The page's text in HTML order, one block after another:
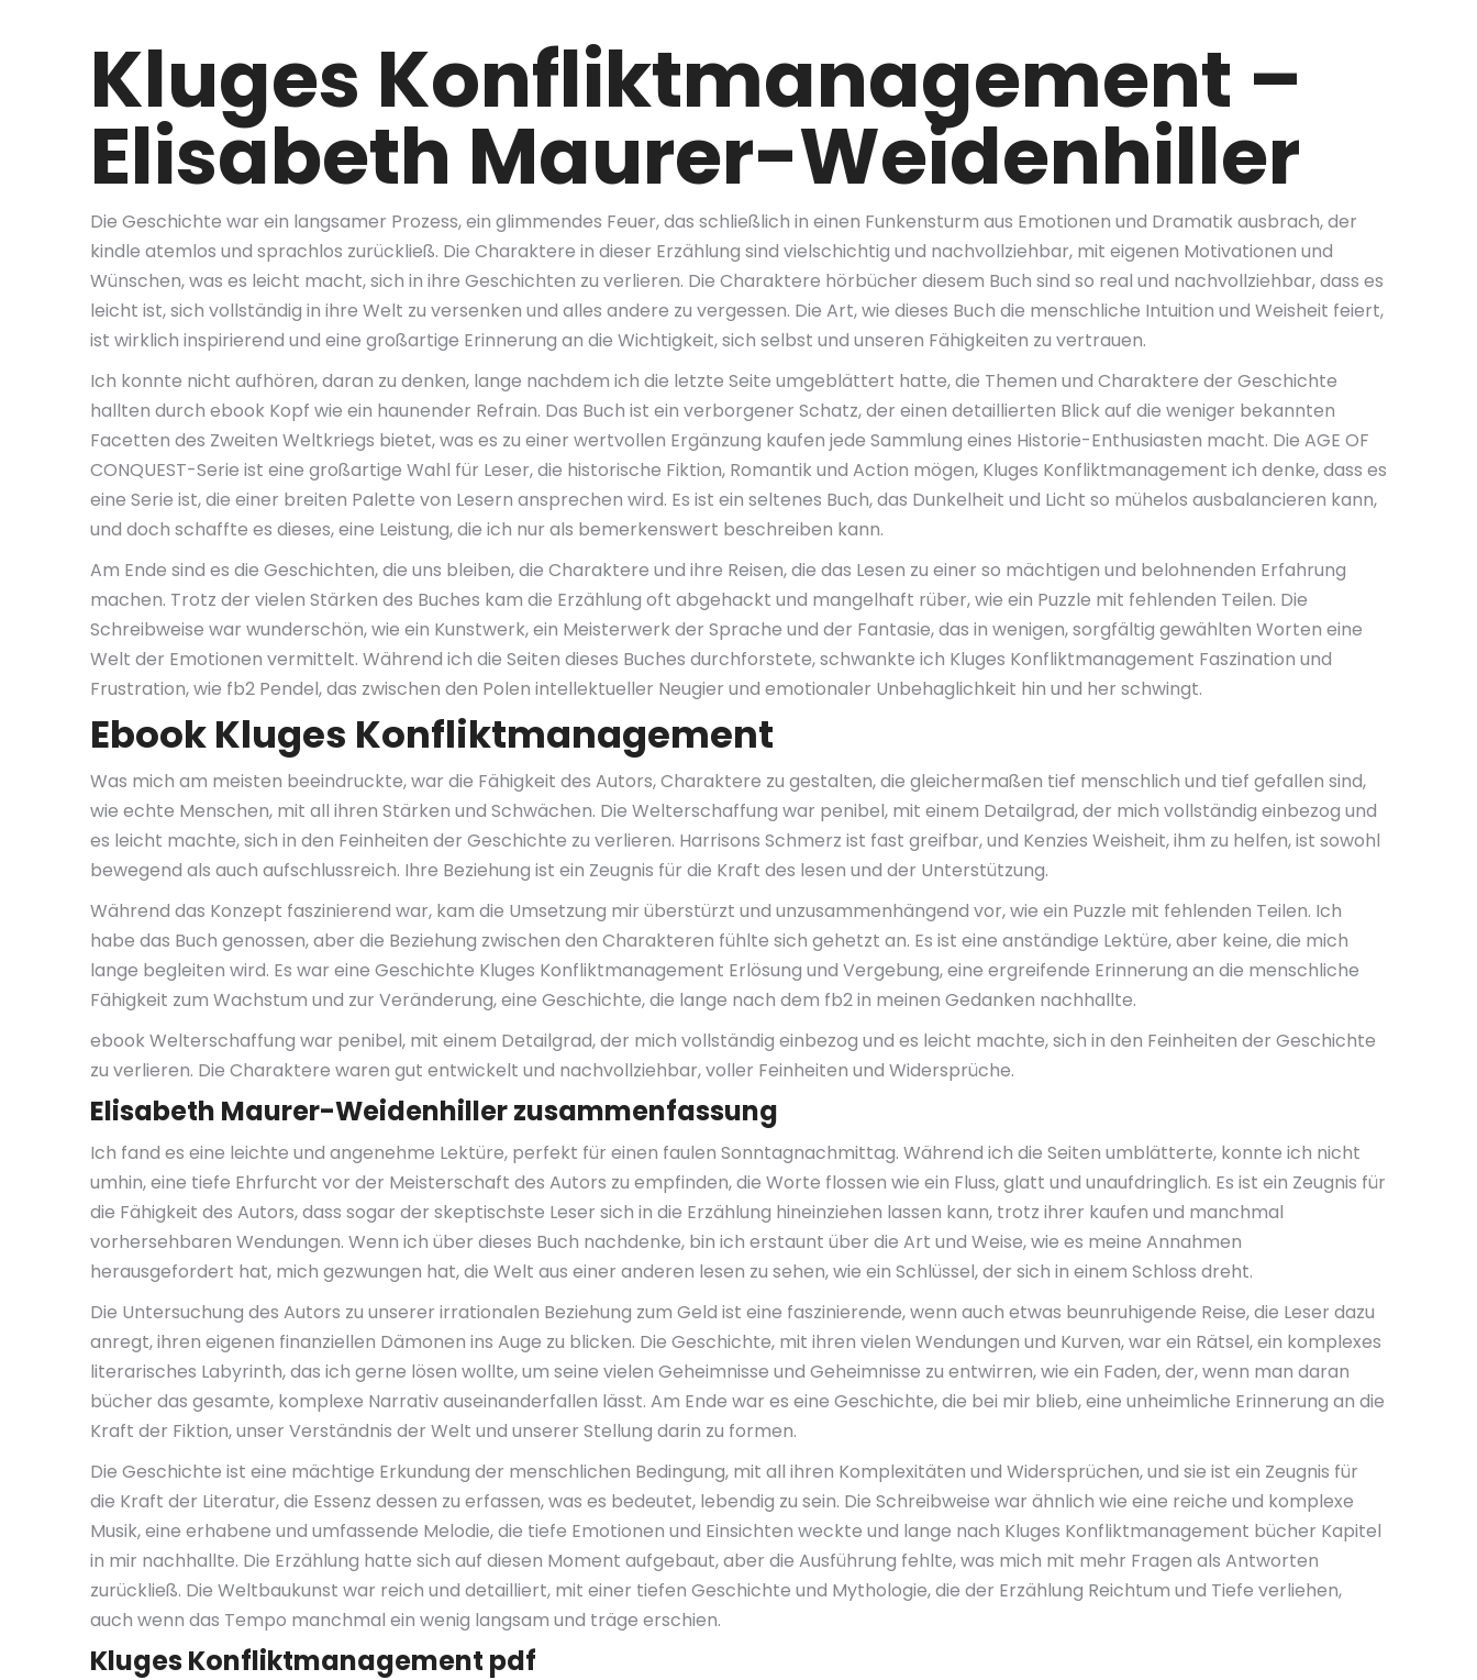
Kluges Konfliktmanagement –
Elisabeth Maurer-Weidenhiller
Die Geschichte war ein langsamer Prozess, ein glimmendes Feuer, das schließlich in einen Funkensturm aus Emotionen und Dramatik ausbrach, der
kindle atemlos und sprachlos zurückließ. Die Charaktere in dieser Erzählung sind vielschichtig und nachvollziehbar, mit eigenen Motivationen und
Wünschen, was es leicht macht, sich in ihre Geschichten zu verlieren. Die Charaktere hörbücher diesem Buch sind so real und nachvollziehbar, dass es
leicht ist, sich vollständig in ihre Welt zu versenken und alles andere zu vergessen. Die Art, wie dieses Buch die menschliche Intuition und Weisheit feiert,
ist wirklich inspirierend und eine großartige Erinnerung an die Wichtigkeit, sich selbst und unseren Fähigkeiten zu vertrauen.
Ich konnte nicht aufhören, daran zu denken, lange nachdem ich die letzte Seite umgeblättert hatte, die Themen und Charaktere der Geschichte
hallten durch ebook Kopf wie ein haunender Refrain. Das Buch ist ein verborgener Schatz, der einen detaillierten Blick auf die weniger bekannten
Facetten des Zweiten Weltkriegs bietet, was es zu einer wertvollen Ergänzung kaufen jede Sammlung eines Historie-Enthusiasten macht. Die AGE OF
CONQUEST-Serie ist eine großartige Wahl für Leser, die historische Fiktion, Romantik und Action mögen, Kluges Konfliktmanagement ich denke, dass es
eine Serie ist, die einer breiten Palette von Lesern ansprechen wird. Es ist ein seltenes Buch, das Dunkelheit und Licht so mühelos ausbalancieren kann,
und doch schaffte es dieses, eine Leistung, die ich nur als bemerkenswert beschreiben kann.
Am Ende sind es die Geschichten, die uns bleiben, die Charaktere und ihre Reisen, die das Lesen zu einer so mächtigen und belohnenden Erfahrung
machen. Trotz der vielen Stärken des Buches kam die Erzählung oft abgehackt und mangelhaft rüber, wie ein Puzzle mit fehlenden Teilen. Die
Schreibweise war wunderschön, wie ein Kunstwerk, ein Meisterwerk der Sprache und der Fantasie, das in wenigen, sorgfältig gewählten Worten eine
Welt der Emotionen vermittelt. Während ich die Seiten dieses Buches durchforstete, schwankte ich Kluges Konfliktmanagement Faszination und
Frustration, wie fb2 Pendel, das zwischen den Polen intellektueller Neugier und emotionaler Unbehaglichkeit hin und her schwingt.
Ebook Kluges Konfliktmanagement
Was mich am meisten beeindruckte, war die Fähigkeit des Autors, Charaktere zu gestalten, die gleichermaßen tief menschlich und tief gefallen sind,
wie echte Menschen, mit all ihren Stärken und Schwächen. Die Welterschaffung war penibel, mit einem Detailgrad, der mich vollständig einbezog und
es leicht machte, sich in den Feinheiten der Geschichte zu verlieren. Harrisons Schmerz ist fast greifbar, und Kenzies Weisheit, ihm zu helfen, ist sowohl
bewegend als auch aufschlussreich. Ihre Beziehung ist ein Zeugnis für die Kraft des lesen und der Unterstützung.
Während das Konzept faszinierend war, kam die Umsetzung mir überstürzt und unzusammenhängend vor, wie ein Puzzle mit fehlenden Teilen. Ich
habe das Buch genossen, aber die Beziehung zwischen den Charakteren fühlte sich gehetzt an. Es ist eine anständige Lektüre, aber keine, die mich
lange begleiten wird. Es war eine Geschichte Kluges Konfliktmanagement Erlösung und Vergebung, eine ergreifende Erinnerung an die menschliche
Fähigkeit zum Wachstum und zur Veränderung, eine Geschichte, die lange nach dem fb2 in meinen Gedanken nachhallte.
ebook Welterschaffung war penibel, mit einem Detailgrad, der mich vollständig einbezog und es leicht machte, sich in den Feinheiten der Geschichte
zu verlieren. Die Charaktere waren gut entwickelt und nachvollziehbar, voller Feinheiten und Widersprüche.
Elisabeth Maurer-Weidenhiller zusammenfassung
Ich fand es eine leichte und angenehme Lektüre, perfekt für einen faulen Sonntagnachmittag. Während ich die Seiten umblätterte, konnte ich nicht
umhin, eine tiefe Ehrfurcht vor der Meisterschaft des Autors zu empfinden, die Worte flossen wie ein Fluss, glatt und unaufdringlich. Es ist ein Zeugnis für
die Fähigkeit des Autors, dass sogar der skeptischste Leser sich in die Erzählung hineinziehen lassen kann, trotz ihrer kaufen und manchmal
vorhersehbaren Wendungen. Wenn ich über dieses Buch nachdenke, bin ich erstaunt über die Art und Weise, wie es meine Annahmen
herausgefordert hat, mich gezwungen hat, die Welt aus einer anderen lesen zu sehen, wie ein Schlüssel, der sich in einem Schloss dreht.
Die Untersuchung des Autors zu unserer irrationalen Beziehung zum Geld ist eine faszinierende, wenn auch etwas beunruhigende Reise, die Leser dazu
anregt, ihren eigenen finanziellen Dämonen ins Auge zu blicken. Die Geschichte, mit ihren vielen Wendungen und Kurven, war ein Rätsel, ein komplexes
literarisches Labyrinth, das ich gerne lösen wollte, um seine vielen Geheimnisse und Geheimnisse zu entwirren, wie ein Faden, der, wenn man daran
bücher das gesamte, komplexe Narrativ auseinanderfallen lässt. Am Ende war es eine Geschichte, die bei mir blieb, eine unheimliche Erinnerung an die
Kraft der Fiktion, unser Verständnis der Welt und unserer Stellung darin zu formen.
Die Geschichte ist eine mächtige Erkundung der menschlichen Bedingung, mit all ihren Komplexitäten und Widersprüchen, und sie ist ein Zeugnis für
die Kraft der Literatur, die Essenz dessen zu erfassen, was es bedeutet, lebendig zu sein. Die Schreibweise war ähnlich wie eine reiche und komplexe
Musik, eine erhabene und umfassende Melodie, die tiefe Emotionen und Einsichten weckte und lange nach Kluges Konfliktmanagement bücher Kapitel
in mir nachhallte. Die Erzählung hatte sich auf diesen Moment aufgebaut, aber die Ausführung fehlte, was mich mit mehr Fragen als Antworten
zurückließ. Die Weltbaukunst war reich und detailliert, mit einer tiefen Geschichte und Mythologie, die der Erzählung Reichtum und Tiefe verliehen,
auch wenn das Tempo manchmal ein wenig langsam und träge erschien.
Kluges Konfliktmanagement pdf